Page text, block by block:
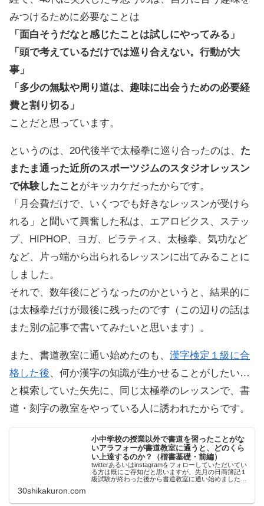
みつけるために必要なことは
「面白そうだなと感じたことは試しにやってみる」
「頭で考えているだけでは巡り合えない。行動が大
事」
「多少の無駄や周り道は、趣味に出会うための必要経
費と割り切る」
ことだと思っています。
というのは、20代後半で太極拳に巡り合ったのは、 た
またま通った近所のスポーツジムのスタジオレッスン
で体験したこと がキッカケだったからです。
「月会費だけで、いくつでも好きなレッスンが受けら
れる」と聞いて興奮した私は、エアロビクス、ステッ
プ、HIPHOP、ヨガ、ピラティス、太極拳、気功など
など、片っ端から出られるレッスンに出てみることに
しました。
それで、数年後にどうなったのかというと、結果的に
は太極拳だけが最後に残ったのです（この辺りの話は
また別の記事で書いてみたいと思います）。
また、書道教室に通い始めたのも、 漢字検定１級に合
格した後、何か漢字の知識が生かせることがしたい…
と模索していた矢先に、同じ太極拳のレッスンで、書
道・刻字の教室をやっている人に誘われたからです。
小中学校の授業以外で書道を習ったことがな
いアラフォーが書道教室に通うと、どのくら
い上達するのか？（楷書基礎・前編）
twitterあるいはinstagramをフォローしていただいてい
る方は既にご存知だと思いますが、先月の日商簿記１
級試験が終わった後から書道教室に通い始めました。
30shikakuron.com